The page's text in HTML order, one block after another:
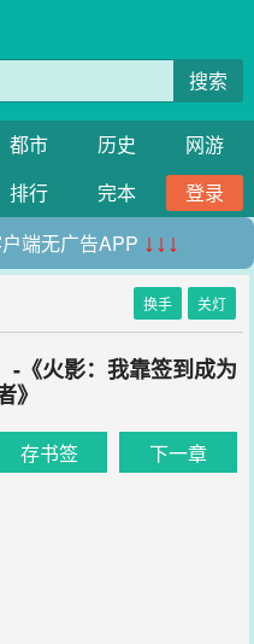
搜索
都市 历史
网游
排行 完本
登录
端无广告APP ↓↓↓
换手 关灯
-《火影：我靠签到成为
》
存书签 下一章